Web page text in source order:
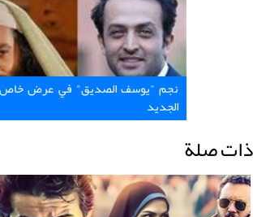
نجم "يوسف الصديق" في عرض خاص
الجديد
ذات صلة